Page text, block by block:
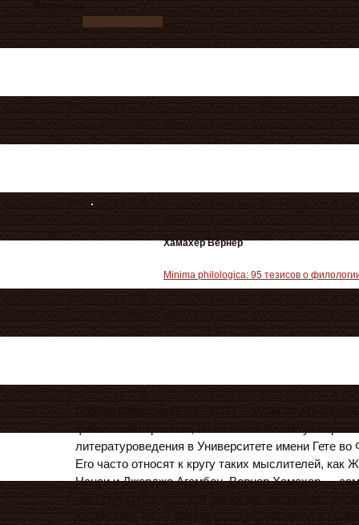
Ваш заказ
Хамахер Вернер
Minima philologica: 95 тезисов о
Вернер Хамахер (1948–2017) — один из
филологов Германии, основатель Института
литературоведения в Университете имени Гете
Его часто относят к кругу таких мыслителей,
Нанси и Джорджо Агамбен. Вернер Хамахер —
постструктуралистский философ, когда-либо
Кроме того, он — формообразующий автор в